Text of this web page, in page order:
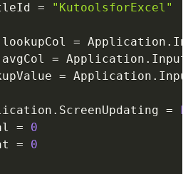
= "KutoolsforExcel"
lookupCol = Application .
avgCol = Application .
= Application .
. ScreenUpdating =
=
0
= 0